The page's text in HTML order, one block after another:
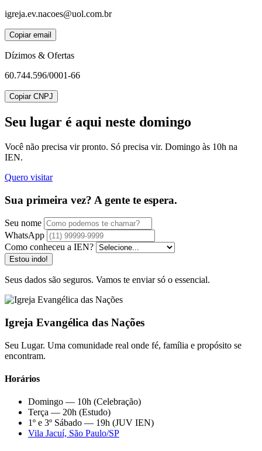
igreja.ev.nacoes@uol.com.br
Copiar email
Dízimos & Ofertas
60.744.596/0001-66
Copiar CNPJ
Seu lugar é aqui neste domingo
Você não precisa vir pronto. Só precisa vir. Domingo às 10h na
IEN.
Quero visitar
Sua primeira vez? A gente te espera.
Seu nome
WhatsApp
Como conheceu a IEN?
Estou indo!
Seus dados são seguros. Vamos te enviar só o essencial.
Igreja Evangélica das Nações
Seu Lugar. Uma comunidade real onde fé, família e propósito se
encontram.
Horários
Domingo — 10h (Celebração)
Terça — 20h (Estudo)
1º e 3º Sábado — 19h (JUV IEN)
Vila Jacuí, São Paulo/SP